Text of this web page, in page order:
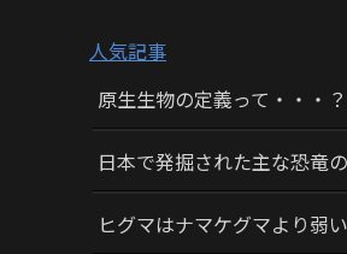
人気記事
原生生物の定義って・・・
日本で発掘された主な恐竜
ヒグマはナマケグマより弱